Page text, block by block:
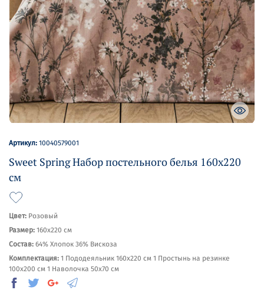
Артикул: 10040579001
Sweet Spring Набор постельного белья 160х220
см
Цвет: Розовый
Размер: 160х220 см
Состав: 64% Хлопок 36% Вискоза
Комплектация: 1 Пододеяльник 160х220 см 1 Простынь на резинке
100х200 см 1 Наволочка 50х70 см